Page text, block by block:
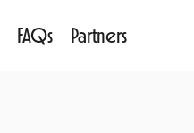
FAQs Partners